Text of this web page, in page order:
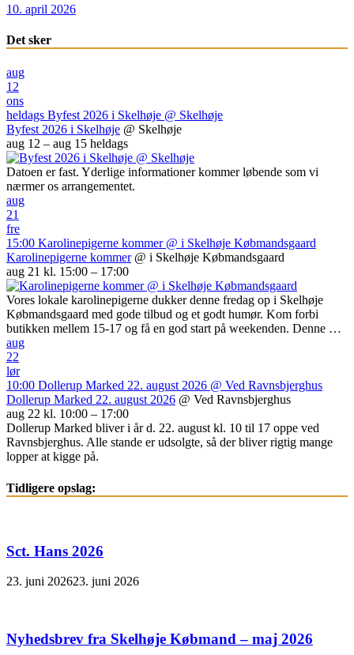
10. april 2026
Det sker
aug
12
ons
heldags Byfest 2026 i Skelhøje @ Skelhøje
Byfest 2026 i Skelhøje @ Skelhøje
aug 12 – aug 15 heldags
Datoen er fast. Yderlige informationer kommer løbende som vi
nærmer os arrangementet.
aug
21
fre
15:00 Karolinepigerne kommer @ i Skelhøje Købmandsgaard
Karolinepigerne kommer @ i Skelhøje Købmandsgaard
aug 21 kl. 15:00 – 17:00
Vores lokale karolinepigerne dukker denne fredag op i Skelhøje
Købmandsgaard med gode tilbud og et godt humør. Kom forbi
butikken mellem 15-17 og få en god start på weekenden. Denne …
aug
22
lør
10:00 Dollerup Marked 22. august 2026 @ Ved Ravnsbjerghus
Dollerup Marked 22. august 2026 @ Ved Ravnsbjerghus
aug 22 kl. 10:00 – 17:00
Dollerup Marked bliver i år d. 22. august kl. 10 til 17 oppe ved
Ravnsbjerghus. Alle stande er udsolgte, så der bliver rigtig mange
lopper at kigge på.
Tidligere opslag:
Sct. Hans 2026
23. juni 202623. juni 2026
Nyhedsbrev fra Skelhøje Købmand – maj 2026